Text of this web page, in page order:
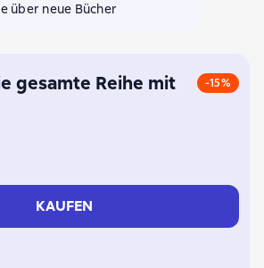
über neue Bücher
gesamte Reihe mit
-15%
KAUFEN